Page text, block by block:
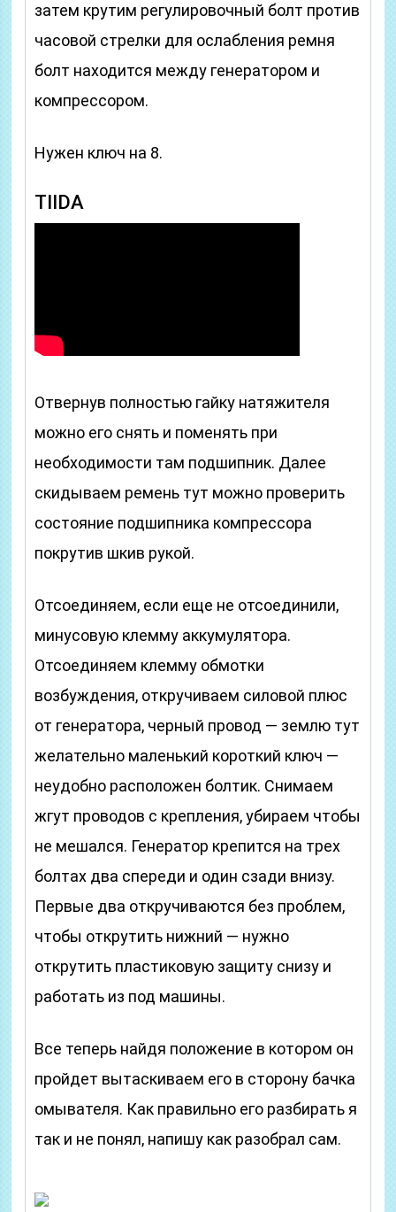
затем крутим регулировочный болт против
часовой стрелки для ослабления ремня
болт находится между генератором и
компрессором.
Нужен ключ на 8.
TIIDA
Отвернув полностью гайку натяжителя
можно его снять и поменять при
необходимости там подшипник. Далее
скидываем ремень тут можно проверить
состояние подшипника компрессора
покрутив шкив рукой.
Отсоединяем, если еще не отсоединили,
минусовую клемму аккумулятора.
Отсоединяем клемму обмотки
возбуждения, откручиваем силовой плюс
от генератора, черный провод — землю тут
желательно маленький короткий ключ —
неудобно расположен болтик. Снимаем
жгут проводов с крепления, убираем чтобы
не мешался. Генератор крепится на трех
болтах два спереди и один сзади внизу.
Первые два откручиваются без проблем,
чтобы открутить нижний — нужно
открутить пластиковую защиту снизу и
работать из под машины.
Все теперь найдя положение в котором он
пройдет вытаскиваем его в сторону бачка
омывателя. Как правильно его разбирать я
так и не понял, напишу как разобрал сам.